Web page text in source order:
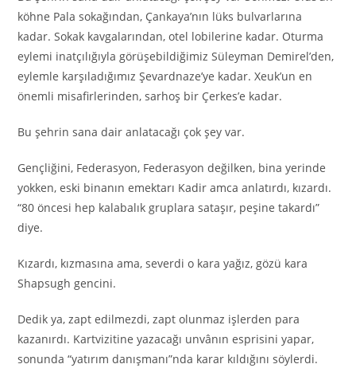
köhne Pala sokağından, Çankaya’nın lüks bulvarlarına
kadar. Sokak kavgalarından, otel lobilerine kadar. Oturma
eylemi inatçılığıyla görüşebildiğimiz Süleyman Demirel’den,
eylemle karşıladığımız Şevardnaze’ye kadar. Xeuk’un en
önemli misafirlerinden, sarhoş bir Çerkes’e kadar.
Bu şehrin sana dair anlatacağı çok şey var.
Gençliğini, Federasyon, Federasyon değilken, bina yerinde
yokken, eski binanın emektarı Kadir amca anlatırdı, kızardı.
“80 öncesi hep kalabalık gruplara sataşır, peşine takardı”
diye.
Kızardı, kızmasına ama, severdi o kara yağız, gözü kara
Shapsugh gencini.
Dedik ya, zapt edilmezdi, zapt olunmaz işlerden para
kazanırdı. Kartvizitine yazacağı unvânın esprisini yapar,
sonunda “yatırım danışmanı”nda karar kıldığını söylerdi.